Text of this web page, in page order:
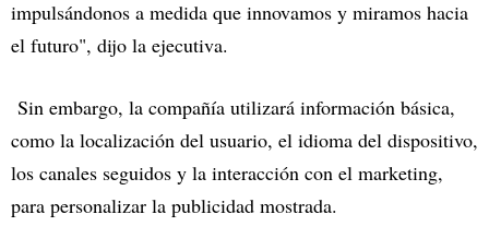
impulsándonos a medida que innovamos y miramos hacia
el futuro", dijo la ejecutiva.
Sin embargo, la compañía utilizará información básica,
como la localización del usuario, el idioma del dispositivo,
los canales seguidos y la interacción con el marketing,
para personalizar la publicidad mostrada.